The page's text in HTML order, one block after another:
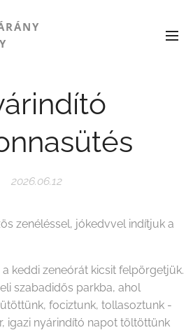
2026.06.12
zenéléssel, jókedvvel indítjuk a
keddi zeneórát kicsit felpörgetjük.
szabadidős parkba, ahol
fociztunk, tollasoztunk -
igazi nyárindító napot töltöttünk